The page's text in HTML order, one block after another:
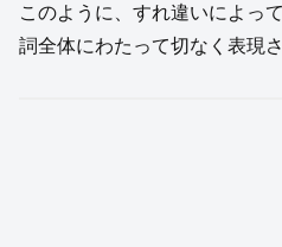
このように、すれ違いによっ
詞全体にわたって切なく表現